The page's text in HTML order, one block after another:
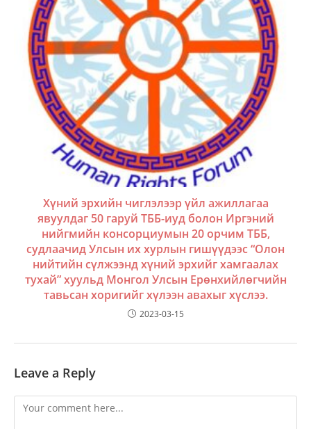
Хүний эрхийн чиглэлээр үйл ажиллагаа
явуулдаг 50 гаруй ТББ-иуд болон Иргэний
нийгмийн консорциумын 20 орчим ТББ,
судлаачид Улсын их хурлын гишүүдээс “Олон
нийтийн сүлжээнд хүний эрхийг хамгаалах
тухай” хуульд Монгол Улсын Ерөнхийлөгчийн
тавьсан хоригийг хүлээн авахыг хүслээ.
2023-03-15
Leave a Reply
Comment